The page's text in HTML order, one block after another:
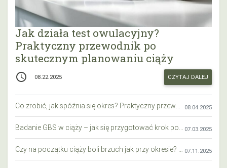
Jak działa test owulacyjny?
Praktyczny przewodnik po
skutecznym planowaniu ciąży
access_time 08.22.2025 CZYTAJ DALEJ
08.04.2025
07.03.2025
07.11.2025